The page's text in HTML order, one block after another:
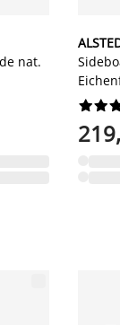
nat.


